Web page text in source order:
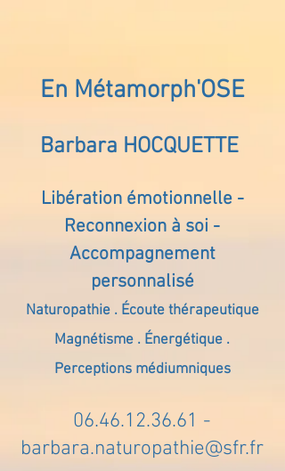
En Métamorph'OSE
Barbara HOCQUETTE
Libération émotionnelle -
Reconnexion à soi -
Accompagnement
personnalisé
Naturopathie . Écoute thérapeutique
Magnétisme . Énergétique .
Perceptions médiumniques
06.46.12.36.61 -
barbara.naturopathie@sfr.fr